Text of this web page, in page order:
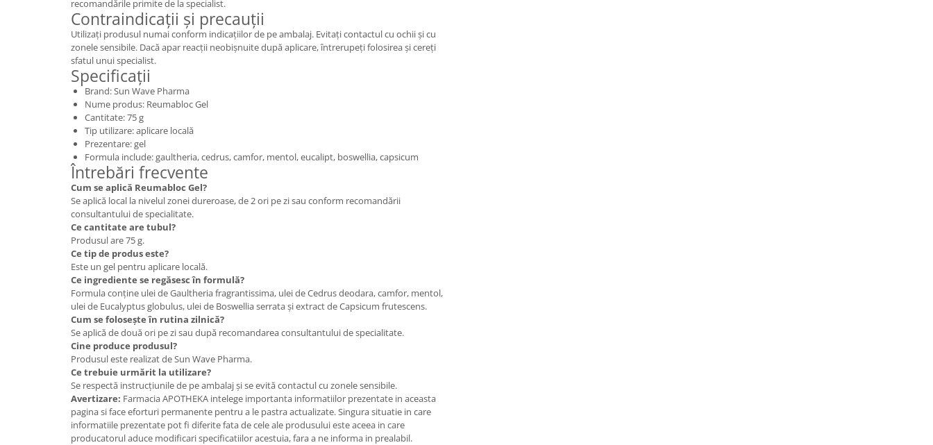
recomandările primite de la specialist.
Contraindicații și precauții
Utilizați produsul numai conform indicațiilor de pe ambalaj. Evitați contactul cu ochii și cu
zonele sensibile. Dacă apar reacții neobișnuite după aplicare, întrerupeți folosirea și cereți
sfatul unui specialist.
Specificații
Brand: Sun Wave Pharma
Nume produs: Reumabloc Gel
Cantitate: 75 g
Tip utilizare: aplicare locală
Prezentare: gel
Formula include: gaultheria, cedrus, camfor, mentol, eucalipt, boswellia, capsicum
Întrebări frecvente
Cum se aplică Reumabloc Gel?
Se aplică local la nivelul zonei dureroase, de 2 ori pe zi sau conform recomandării
consultantului de specialitate.
Ce cantitate are tubul?
Produsul are 75 g.
Ce tip de produs este?
Este un gel pentru aplicare locală.
Ce ingrediente se regăsesc în formulă?
Formula conține ulei de Gaultheria fragrantissima, ulei de Cedrus deodara, camfor, mentol,
ulei de Eucalyptus globulus, ulei de Boswellia serrata și extract de Capsicum frutescens.
Cum se folosește în rutina zilnică?
Se aplică de două ori pe zi sau după recomandarea consultantului de specialitate.
Cine produce produsul?
Produsul este realizat de Sun Wave Pharma.
Ce trebuie urmărit la utilizare?
Se respectă instrucțiunile de pe ambalaj și se evită contactul cu zonele sensibile.
Avertizare: Farmacia APOTHEKA intelege importanta informatiilor prezentate in aceasta
pagina si face eforturi permanente pentru a le pastra actualizate. Singura situatie in care
informatiile prezentate pot fi diferite fata de cele ale produsului este aceea in care
producatorul aduce modificari specificatiilor acestuia, fara a ne informa in prealabil.